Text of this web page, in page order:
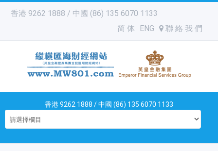
香港 9262 1888 / 中國 (86) 135 6070 1133
简 体
ENG 聯 絡 我 們
香港 9262 1888 / 中國 (86) 135 6070 1133